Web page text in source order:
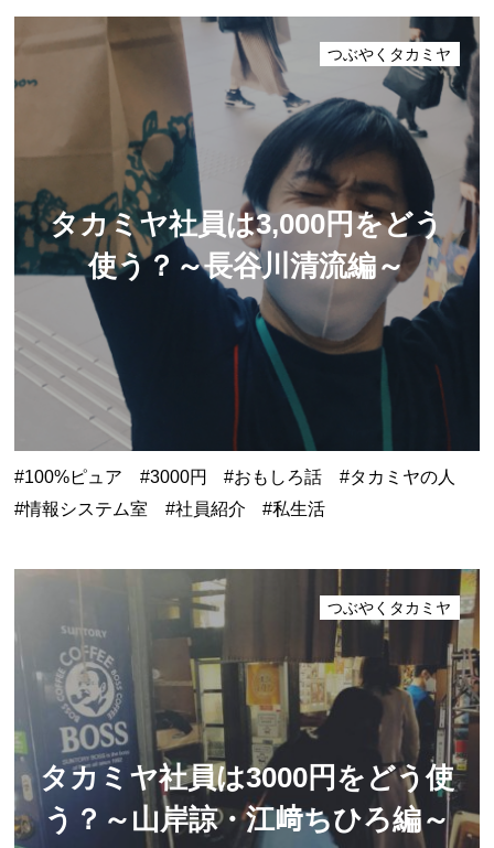
タカミヤ社員は3,000円をどう
使う？ ～長谷川清流編～
つぶやくタカミヤ
100%ピュア 3000円 おもしろ話
タカミヤの人
情報システム室
社員紹介 私生活
タカミヤ社員は3000円をどう使
う？ ～山岸諒・江﨑ちひろ編～
つぶやくタカミヤ